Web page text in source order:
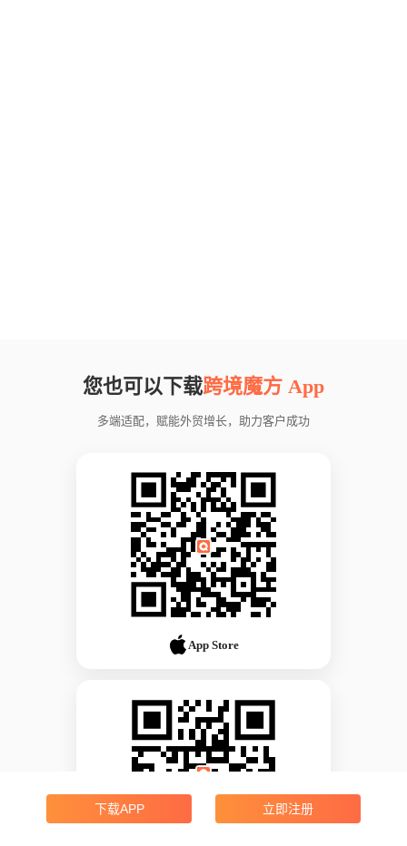
您也可以下载跨境魔方 App
多端适配，赋能外贸增长，助力客户成功
App Store
下载APP 立即注册